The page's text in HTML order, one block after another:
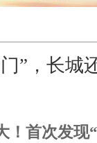
”，长城
首次发现“